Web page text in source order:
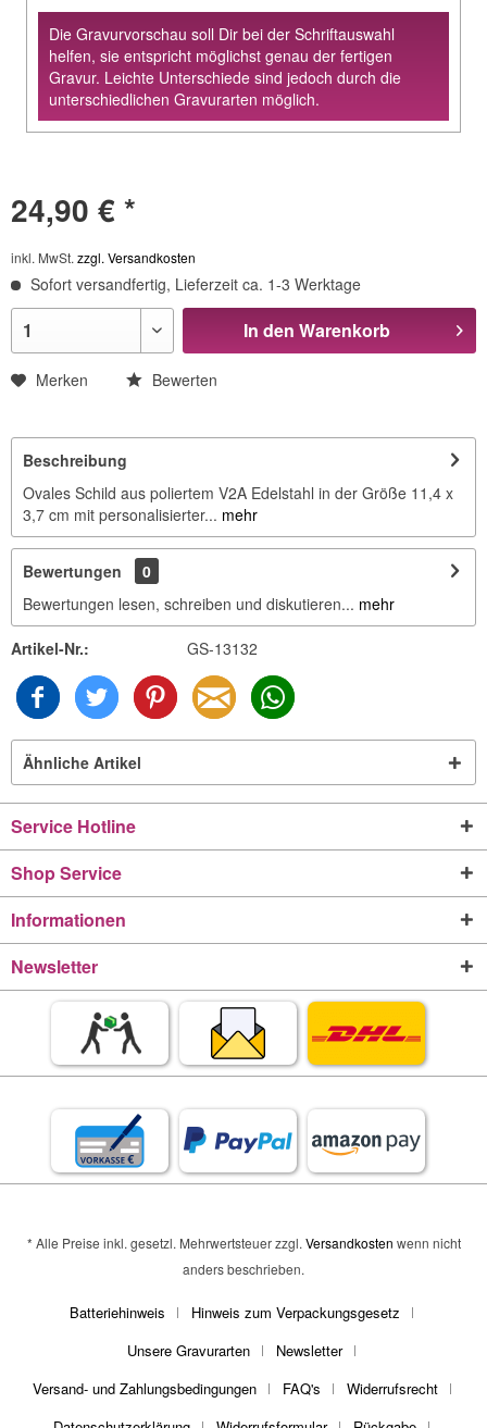
Die Gravurvorschau soll Dir bei der Schriftauswahl
helfen, sie entspricht möglichst genau der fertigen
Gravur. Leichte Unterschiede sind jedoch durch die
unterschiedlichen Gravurarten möglich.
24,90 € *
inkl. MwSt. zzgl. Versandkosten
Sofort versandfertig, Lieferzeit ca. 1-3 Werktage
In den Warenkorb
Merken Bewerten
Beschreibung
Ovales Schild aus poliertem V2A Edelstahl in der Größe 11,4 x
3,7 cm mit personalisierter... mehr
Bewertungen
0
Bewertungen lesen, schreiben und diskutieren... mehr
Artikel-Nr.: GS-13132
Ähnliche Artikel
Service Hotline
Shop Service
Informationen
Newsletter
* Alle Preise inkl. gesetzl. Mehrwertsteuer zzgl. Versandkosten wenn nicht
anders beschrieben.
Batteriehinweis
Hinweis zum Verpackungsgesetz
Unsere Gravurarten
Newsletter
Versand- und Zahlungsbedingungen
FAQ's
Widerrufsrecht